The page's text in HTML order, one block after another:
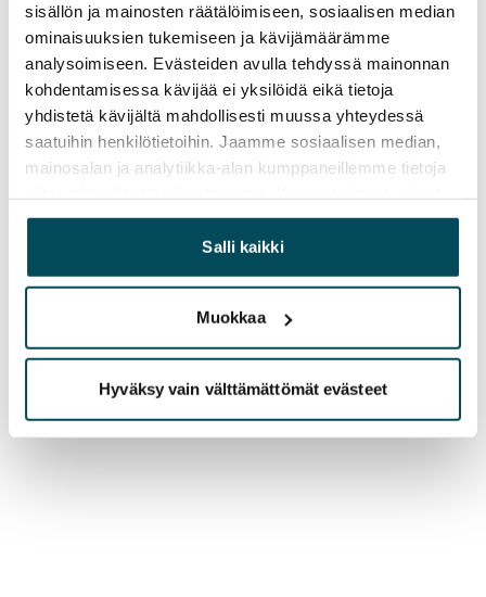
sisällön ja mainosten räätälöimiseen, sosiaalisen median
ominaisuuksien tukemiseen ja kävijämäärämme
analysoimiseen. Evästeiden avulla tehdyssä mainonnan
kohdentamisessa kävijää ei yksilöidä eikä tietoja
yhdistetä kävijältä mahdollisesti muussa yhteydessä
saatuihin henkilötietoihin. Jaamme sosiaalisen median,
mainosalan ja analytiikka-alan kumppaneillemme tietoja
yhdistää näitä tietoja muihin tietoihin, joita olet antanut
heille tai joita on kerätty, kun olet käyttänyt heidän
palvelujaan.
Salli kaikki
Muokkaa
Hyväksy vain välttämättömät evästeet